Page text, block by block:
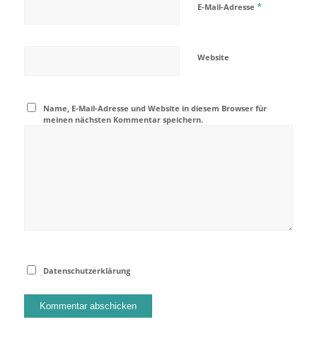
E-Mail-Adresse *
Website
Name, E-Mail-Adresse und Website in diesem Browser für
meinen nächsten Kommentar speichern.
Datenschutzerklärung